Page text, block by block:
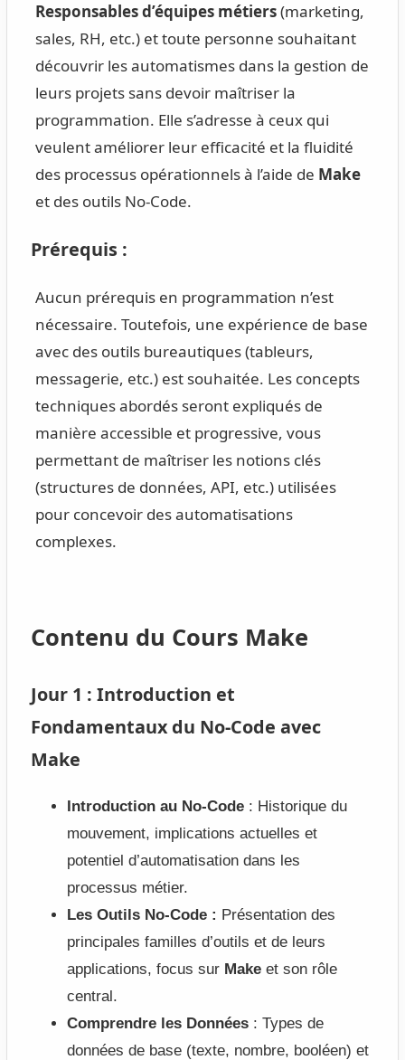
Responsables d’équipes métiers(marketing,
sales, RH, etc.) et toute personne souhaitant
découvrir les automatismes dans la gestion de
leurs projets sans devoir maîtriser la
programmation. Elle s’adresse à ceux qui
veulent améliorer leur efficacité et la fluidité
des processus opérationnels à l’aide de Make
et des outils No-Code.
Prérequis :
Aucun prérequis en programmation n’est
nécessaire. Toutefois, une expérience de base
avec des outils bureautiques (tableurs,
messagerie, etc.) est souhaitée. Les concepts
techniques abordés seront expliqués de
manière accessible et progressive, vous
permettant de maîtriser les notions clés
(structures de données, API, etc.) utilisées
pour concevoir des automatisations
complexes.
Contenu du Cours Make
Jour 1 : Introduction et
Fondamentaux du No-Code avec
Make
Introduction au No-Code: Historique du
mouvement, implications actuelles et
potentiel d’automatisation dans les
processus métier.
Les Outils No-Code : Présentation des
principales familles d’outils et de leurs
applications, focus sur Makeet son rôle
central.
Comprendre les Données: Types de
données de base (texte, nombre, booléen) et